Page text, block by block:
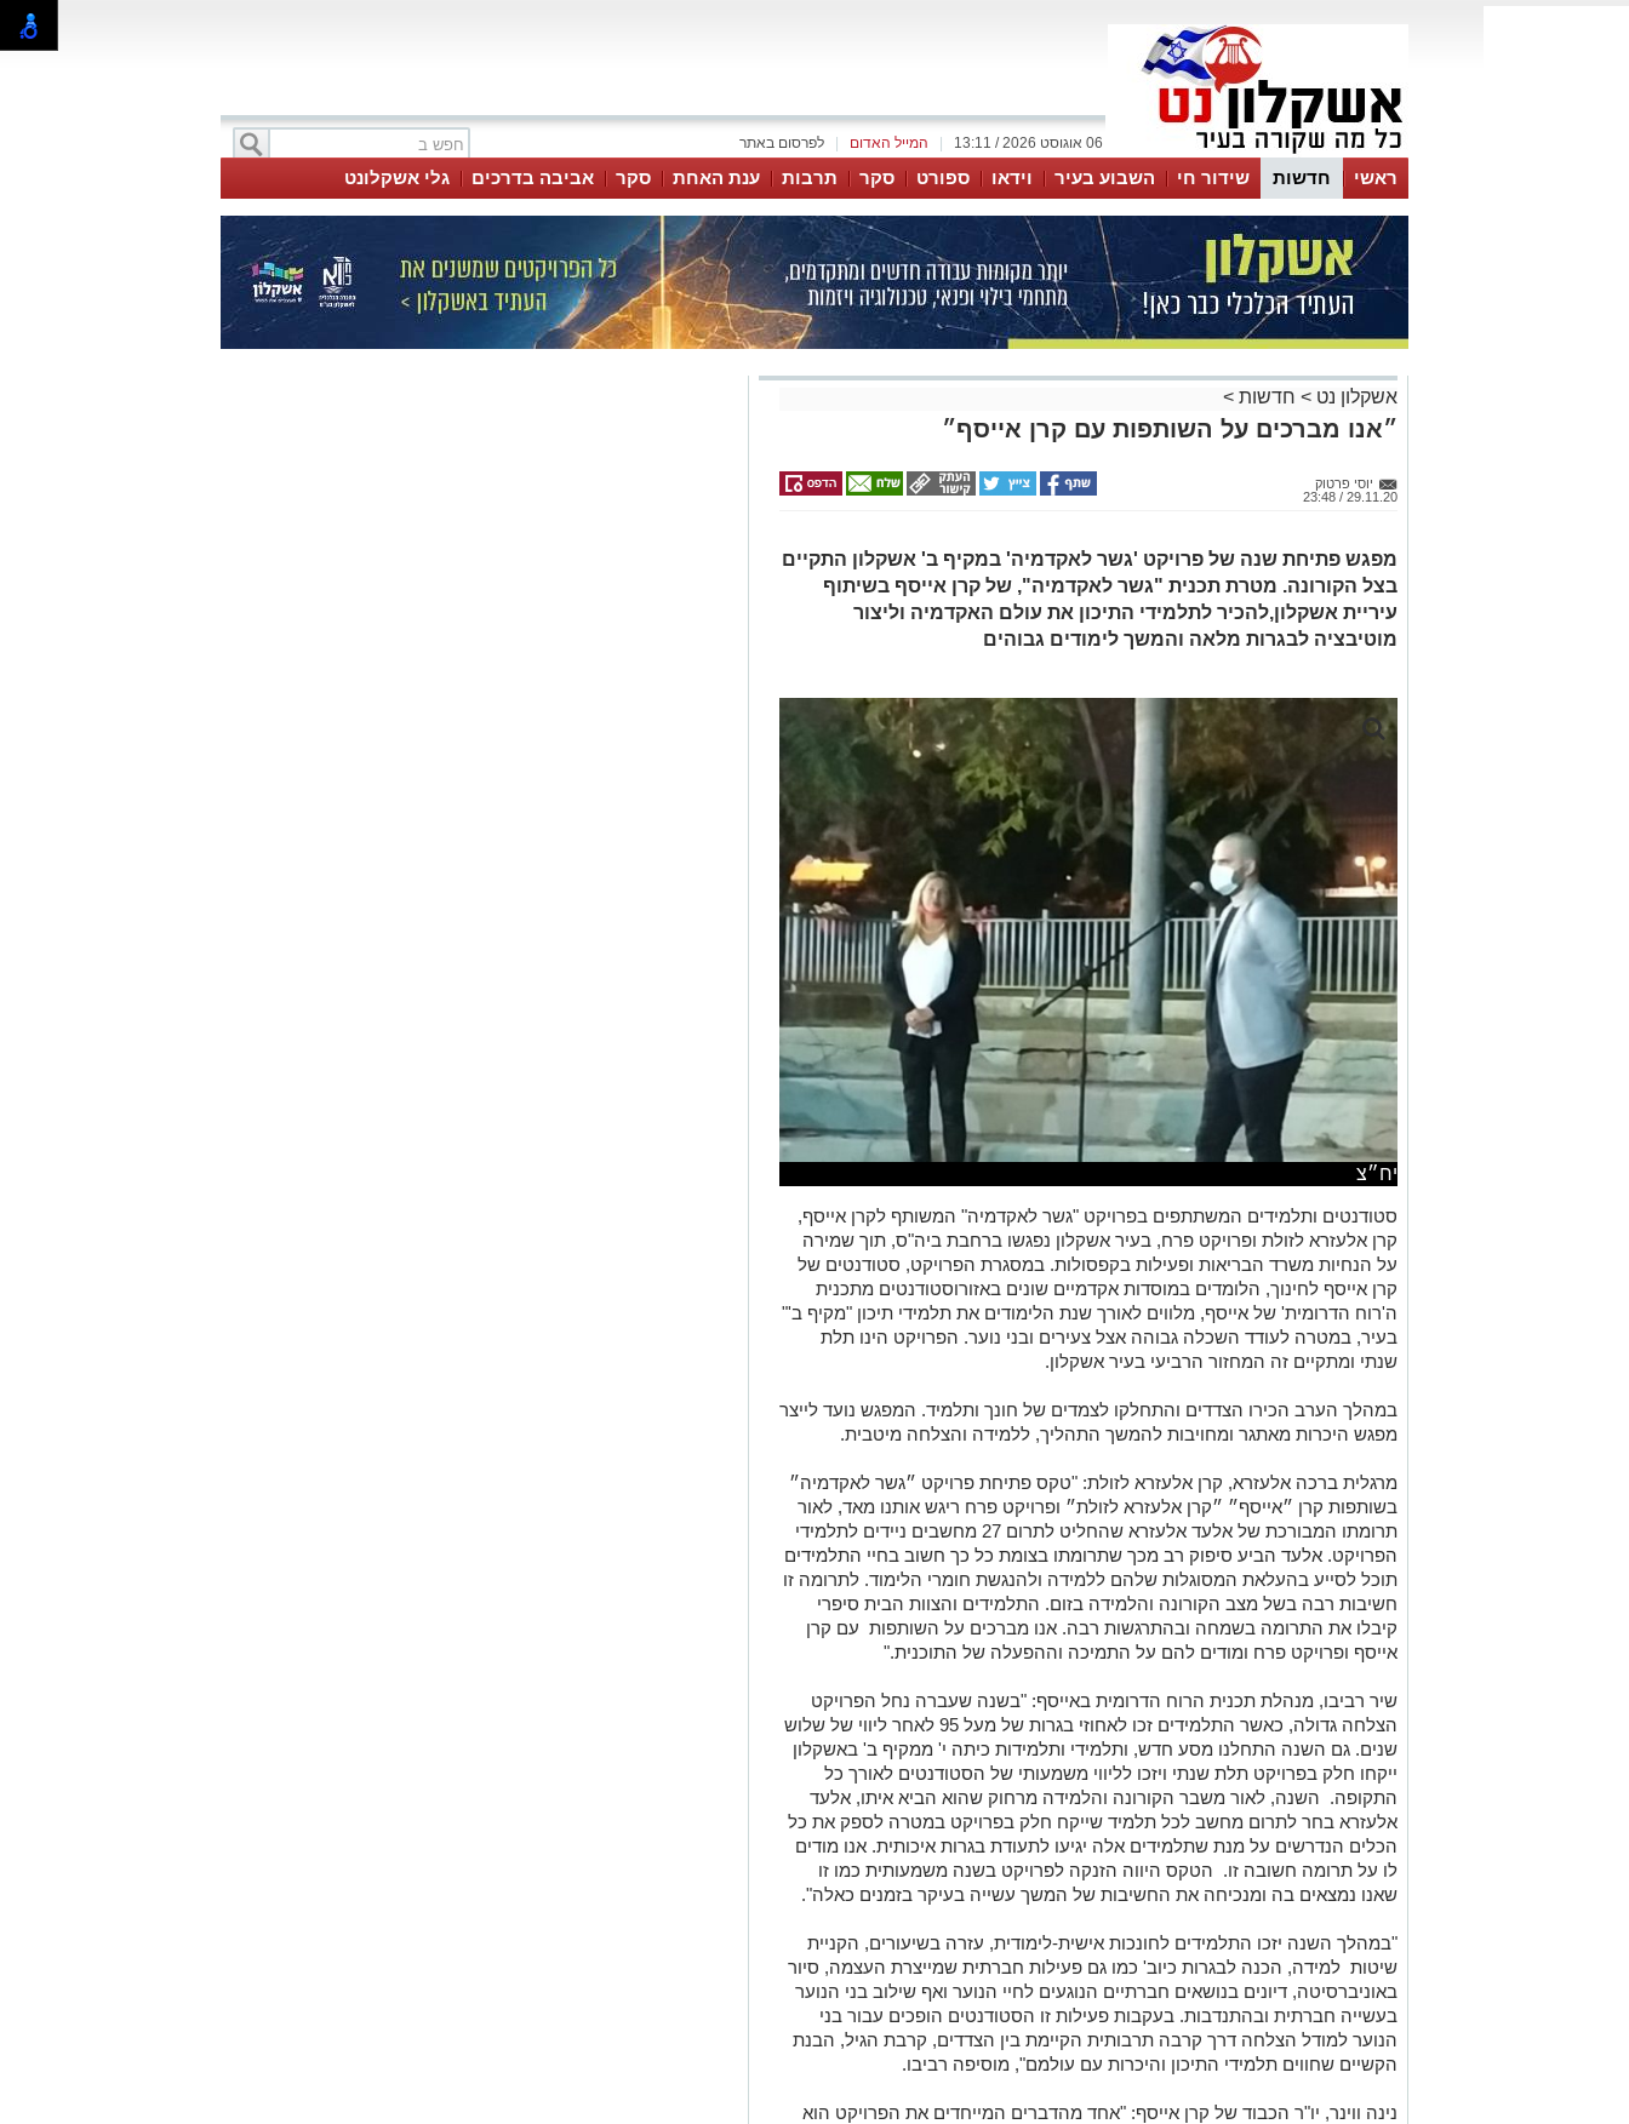
לפרסום באתר המייל האדום 06 אוגוסט 2026 / 13:11
ראשי חדשות שידור חי השבוע בעיר וידאו ספורט סקר תרבות ענת האחת סקר אביבה בדרכים גלי אשקלונט
אשקלון נט > חדשות >
״אנו מברכים על השותפות עם קרן אייסף״
יוסי פרטוק
29.11.20 / 23:48
מפגש פתיחת שנה של פרויקט 'גשר לאקדמיה' במקיף ב' אשקלון התקיים
בצל הקורונה. מטרת תכנית "גשר לאקדמיה", של קרן אייסף בשיתוף
עיריית אשקלון,להכיר לתלמידי התיכון את עולם האקדמיה וליצור
מוטיבציה לבגרות מלאה והמשך לימודים גבוהים
יח״צ
סטודנטים ותלמידים המשתתפים בפרויקט "גשר לאקדמיה" המשותף לקרן אייסף,
קרן אלעזרא לזולת ופרויקט פרח, בעיר אשקלון נפגשו ברחבת ביה"ס, תוך שמירה
על הנחיות משרד הבריאות ופעילות בקפסולות. במסגרת הפרויקט, סטודנטים של
קרן אייסף לחינוך, הלומדים במוסדות אקדמיים שונים באזורוסטודנטים מתכנית
ה'רוח הדרומית' של אייסף, מלווים לאורך שנת הלימודים את תלמידי תיכון "מקיף ב'"
בעיר, במטרה לעודד השכלה גבוהה אצל צעירים ובני נוער. הפרויקט הינו תלת
שנתי ומתקיים זה המחזור הרביעי בעיר אשקלון.
במהלך הערב הכירו הצדדים והתחלקו לצמדים של חונך ותלמיד. המפגש נועד לייצר
מפגש היכרות מאתגר ומחויבות להמשך התהליך, ללמידה והצלחה מיטבית.
מרגלית ברכה אלעזרא, קרן אלעזרא לזולת: "טקס פתיחת פרויקט ״גשר לאקדמיה״
בשותפות קרן ״אייסף״ ״קרן אלעזרא לזולת״ ופרויקט פרח ריגש אותנו מאד, לאור
תרומתו המבורכת של אלעד אלעזרא
שהחליט לתרום 27 מחשבים ניידים לתלמידי
הפרויקט. אלעד הביע סיפוק רב מכך שתרומתו בצומת כל כך חשוב בחיי התלמידים
תוכל לסייע בהעלאת המסוגלות שלהם ללמידה ולהנגשת חומרי הלימוד. לתרומה זו
חשיבות רבה בשל מצב הקורונה והלמידה בזום. התלמידים והצוות הבית סיפרי
קיבלו את התרומה בשמחה ובהתרגשות רבה. אנו מברכים על השותפות עם קרן
אייסף ופרויקט פרח ומודים להם על התמיכה וההפעלה של התוכנית."
שיר רביבו, מנהלת תכנית הרוח הדרומית באייסף:
"בשנה שעברה נחל הפרויקט
הצלחה גדולה, כאשר התלמידים זכו לאחוזי בגרות של מעל 95
לאחר ליווי של שלוש
שנים. גם השנה התחלנו מסע חדש, ותלמידי ותלמידות כיתה י' ממקיף ב' באשקלון
ייקחו חלק בפרויקט תלת שנתי ויזכו לליווי משמעותי של הסטודנטים לאורך כל
התקופה. השנה, לאור משבר הקורונה והלמידה מרחוק שהוא הביא איתו, אלעד
אלעזרא בחר לתרום מחשב לכל תלמיד שייקח חלק בפרויקט במטרה לספק את כל
הכלים הנדרשים על מנת שתלמידים אלה יגיעו לתעודת בגרות איכותית. אנו מודים
לו על תרומה חשובה זו. הטקס היווה הזנקה לפרויקט בשנה משמעותית כמו זו
שאנו נמצאים בה ומנכיחה את החשיבות של המשך עשייה בעיקר בזמנים כאלה"
.
"במהלך השנה יזכו התלמידים לחונכות אישית-לימודית, עזרה בשיעורים, הקניית
שיטות למידה, הכנה לבגרות כיוב' כמו גם פעילות חברתית שמייצרת העצמה, סיור
באוניברסיטה, דיונים בנושאים חברתיים הנוגעים לחיי הנוער ואף שילוב בני הנוער
בעשייה חברתית ובהתנדבות. בעקבות פעילות זו הסטודנטים הופכים עבור בני
הנוער למודל הצלחה דרך קרבה תרבותית הקיימת בין הצדדים, קרבת הגיל, הבנת
הקשיים שחווים תלמידי התיכון והיכרות עם עולמם", מוסיפה רביבו.
נינה ווינר, יו"ר הכבוד של קרן אייסף: "אחד מהדברים המייחדים את הפרויקט הוא